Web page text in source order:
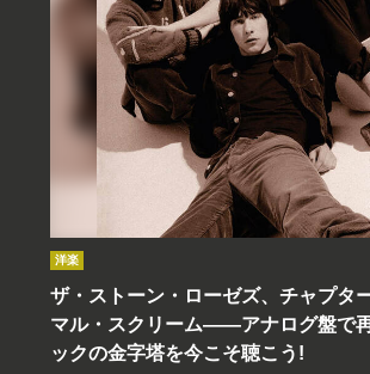
洋楽
ザ・ストーン・ローゼズ、チャプタ
マル・スクリーム――アナログ盤で
ックの金字塔を今こそ聴こう!